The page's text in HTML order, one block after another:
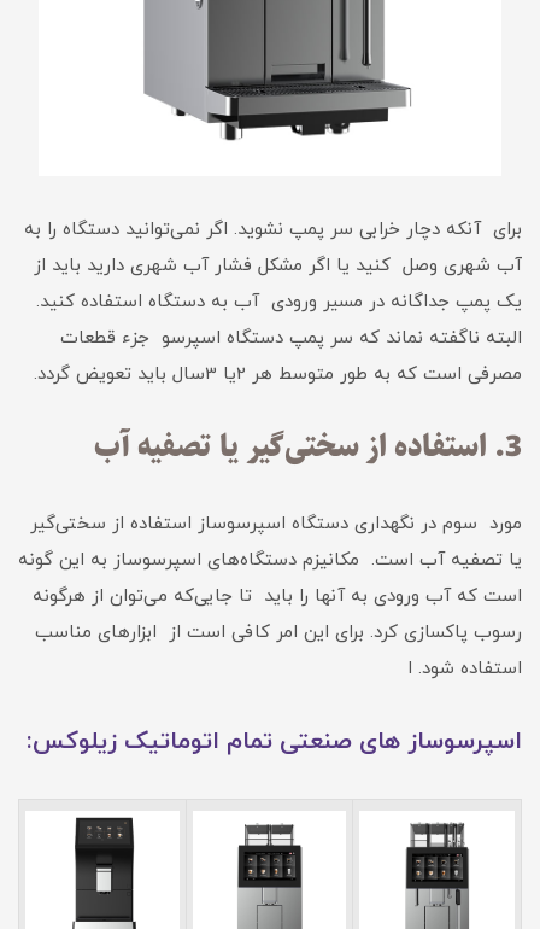
برای آنکه دچار خرابی سر پمپ نشوید. اگر نمی‌توانید دستگاه را به
آب شهری وصل کنید یا اگر مشکل فشار آب شهری دارید باید از
یک پمپ جداگانه در مسیر ورودی آب به دستگاه استفاده کنید.
البته ناگفته نماند که سر پمپ دستگاه اسپرسو جزء قطعات
مصرفی است که به طور متوسط هر 2یا 3سال باید تعویض گردد.
3. استفاده از سختی‌گیر یا تصفیه آب
مورد سوم در نگهداری دستگاه اسپرسوساز استفاده از سختی‌گیر
یا تصفیه آب است. مکانیزم دستگاه‌های اسپرسوساز به این گونه
است که آب ورودی به آنها را باید تا جایی‌که می‌توان از هرگونه
رسوب پاکسازی کرد. برای این امر کافی است از ابزارهای مناسب
استفاده شود. ا
اسپرسوساز های صنعتی تمام اتوماتیک زیلوکس: